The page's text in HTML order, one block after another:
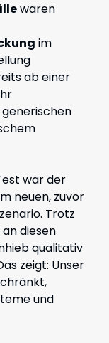
waren
im
ab einer
war der
neuen, zuvor
Trotz
diesen
qualitativ
zeigt: Unser
und